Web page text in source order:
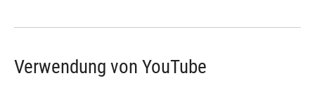
Verwendung von YouTube